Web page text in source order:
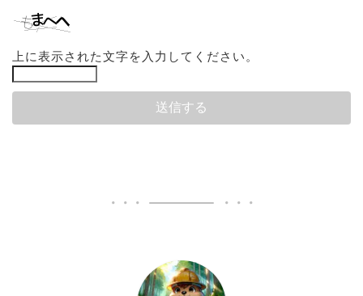
上に表示された文字を入力してください。